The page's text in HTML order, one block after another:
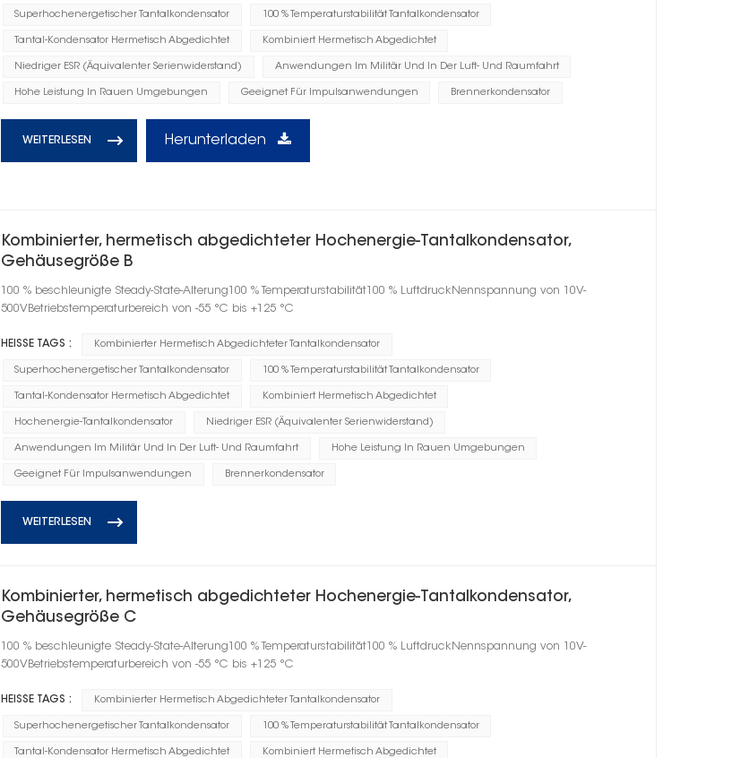
Superhochenergetischer Tantalkondensator 100 % Temperaturstabilität Tantalkondensator
Tantal-Kondensator Hermetisch Abgedichtet Kombiniert Hermetisch Abgedichtet
Niedriger ESR (Äquivalenter Serienwiderstand) Anwendungen Im Militär Und In Der Luft- Und Raumfahrt
Hohe Leistung In Rauen Umgebungen Geeignet Für Impulsanwendungen Brennerkondensator
WEITERLESEN Herunterladen
Kombinierter, hermetisch abgedichteter Hochenergie-Tantalkondensator,
Gehäusegröße B
100 % beschleunigte Steady-State-Alterung100 % Temperaturstabilität100 % LuftdruckNennspannung von 10V-
500VBetriebstemperaturbereich von -55 °C bis +125 °C
HEISSE TAGS : Kombinierter Hermetisch Abgedichteter Tantalkondensator
Superhochenergetischer Tantalkondensator 100 % Temperaturstabilität Tantalkondensator
Tantal-Kondensator Hermetisch Abgedichtet Kombiniert Hermetisch Abgedichtet
Hochenergie-Tantalkondensator Niedriger ESR (Äquivalenter Serienwiderstand)
Anwendungen Im Militär Und In Der Luft- Und Raumfahrt Hohe Leistung In Rauen Umgebungen
Geeignet Für Impulsanwendungen Brennerkondensator
WEITERLESEN
Kombinierter, hermetisch abgedichteter Hochenergie-Tantalkondensator,
Gehäusegröße C
100 % beschleunigte Steady-State-Alterung100 % Temperaturstabilität100 % LuftdruckNennspannung von 10V-
500VBetriebstemperaturbereich von -55 °C bis +125 °C
HEISSE TAGS : Kombinierter Hermetisch Abgedichteter Tantalkondensator
Superhochenergetischer Tantalkondensator 100 % Temperaturstabilität Tantalkondensator
Tantal-Kondensator Hermetisch Abgedichtet Kombiniert Hermetisch Abgedichtet